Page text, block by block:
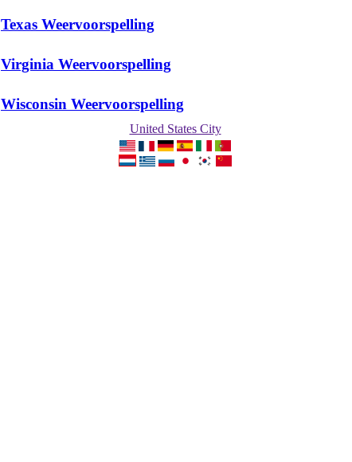
Texas Weervoorspelling
Virginia Weervoorspelling
Wisconsin Weervoorspelling
United States City